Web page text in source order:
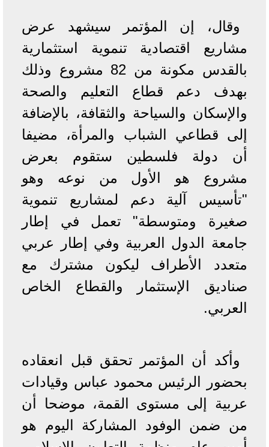
وقال، إن المؤتمر سيشهد عرض
مشاريع اقتصادية تنموية استثمارية
بالقدس مكونة من 82 مشروع وذلك
بهدف دعم قطاع التعليم والصحة
والإسكان والسياحة والثقافة، بالإضافة
إلى قطاعي الشباب والمرأة، مضيفا
أن دولة فلسطين ستقوم بعرض
مشروع هو الأول من نوعه وهو
"تأسيس آلية دعم لمشاريع تنموية
صغيرة ومتوسطة" تعمل في إطار
جامعة الدول العربية وفي إطار عربي
متعدد الأطراف ليكون مشترك مع
صناديق الإستثمار والقطاع الخاص
العربي.
وأكد أن المؤتمر تحقق قبل انعقاده
بحضور الرئيس محمود عباس وقيادات
عربية إلى مستوى القمة، موضحا أن
من ضمن الوفود المشاركة اليوم هو